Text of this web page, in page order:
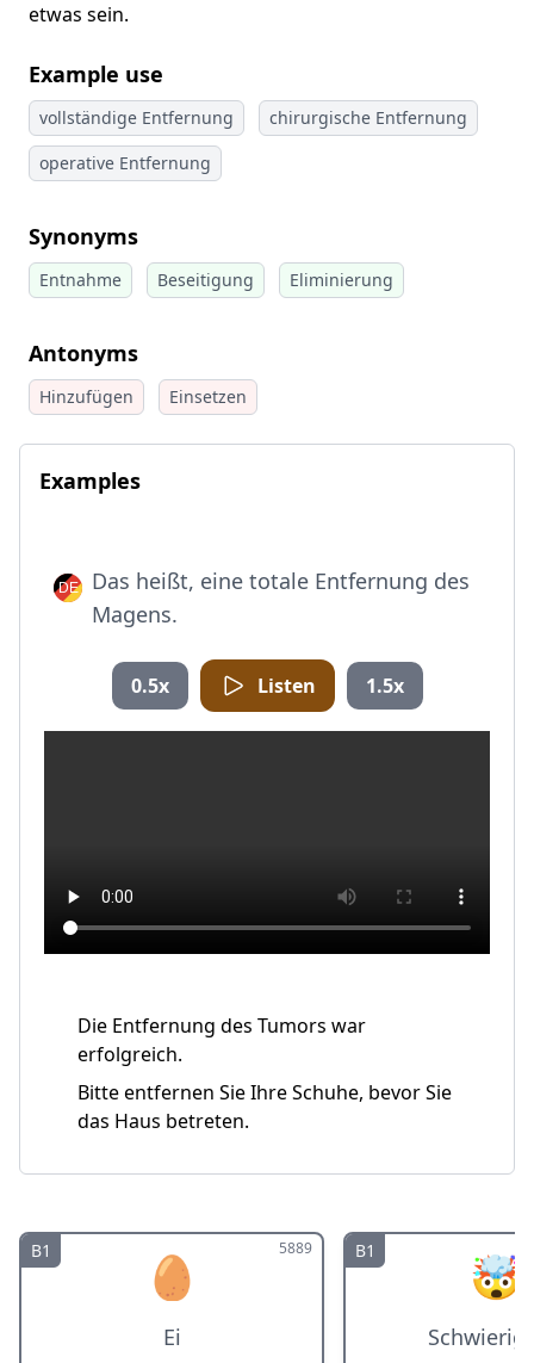
etwas sein.
Example use
vollständige Entfernung
chirurgische Entfernung
operative Entfernung
Synonyms
Entnahme Beseitigung Eliminierung
Antonyms
Hinzufügen Einsetzen
Examples
Das heißt, eine totale Entfernung des
Magens.
0.5x Listen 1.5x
Die Entfernung des Tumors war
erfolgreich.
Bitte entfernen Sie Ihre Schuhe, bevor Sie
das Haus betreten.
B1 5889
🥚
Ei
B1 🤯